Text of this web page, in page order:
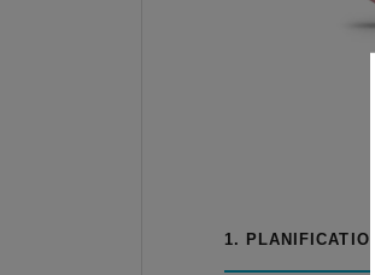
1. PLANIFICATION